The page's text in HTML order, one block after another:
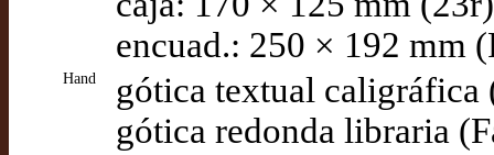
encuad.: 250 × 192 mm
Hand
gótica textual
gótica redonda libraria